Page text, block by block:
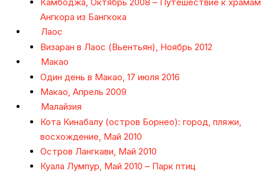
Ангкора из Бангкока
Лаос
Визаран в Лаос (Вьентьян), Ноябрь 2012
Макао
Один день в Макао, 17 июля 2016
Макао, Апрель 2009
Малайзия
Кота Кинабалу (остров Борнео): город, пляжи,
восхождение, Май 2010
Остров Лангкави, Май 2010
Куала Лумпур, Май 2010 – Парк птиц